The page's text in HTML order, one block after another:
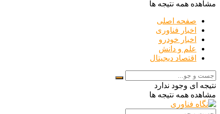
مشاهده همه نتیجه ها
صفحه اصلی
اخبار فناوری
اخبار خودرو
علم و دانش
اقتصاد دیجیتال
نتیجه ای وجود ندارد
مشاهده همه نتیجه ها